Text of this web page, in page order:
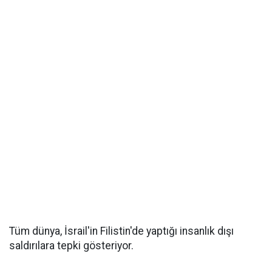
Tüm dünya, İsrail'in Filistin'de yaptığı insanlık dışı
saldırılara tepki gösteriyor.